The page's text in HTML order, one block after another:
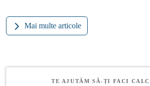
Mai multe articole
TE AJUTĂM SĂ-ȚI FACI